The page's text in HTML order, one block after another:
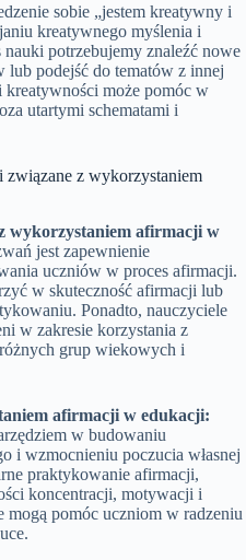
sobie „jestem kreatywny i
kreatywnego myślenia i
potrzebujemy znaleźć nowe
podejść do tematów z innej
może pomóc w
utartymi schematami i
z wykorzystaniem
wykorzystaniem afirmacji w
jest zapewnienie
uczniów w proces afirmacji.
w skuteczność afirmacji lub
Ponadto, nauczyciele
w zakresie korzystania z
grup wiekowych i
afirmacji w edukacji:
w budowaniu
i wzmocnieniu poczucia własnej
praktykowanie afirmacji,
koncentracji, motywacji i
mogą pomóc uczniom w radzeniu